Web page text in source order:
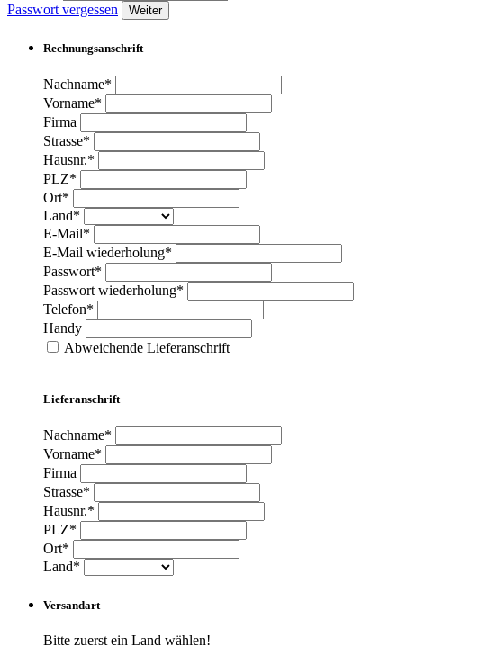
Passwort vergessen
Weiter
Rechnungsanschrift
Nachname*
Vorname*
Firma
Strasse*
Hausnr.*
PLZ*
Ort*
Land*
E-Mail*
E-Mail wiederholung*
Passwort*
Passwort wiederholung*
Telefon*
Handy
Abweichende Lieferanschrift
Lieferanschrift
Nachname*
Vorname*
Firma
Strasse*
Hausnr.*
PLZ*
Ort*
Land*
Versandart
Bitte zuerst ein Land wählen!